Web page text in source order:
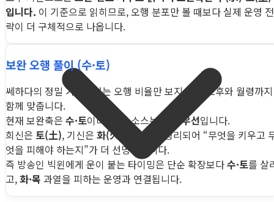
입니다. 이 기준으로 읽히므로, 오행 분포만 볼 때보다 실제 운영 전
략이 더 구체적으로 나옵니다.
보완 오행 풀이 (수·토)
쎄하다의 정밀 기준에서는 오행 비율만 보지 않고 조후와 월령까지
함께 맞춥니다.
현재 보완축은 수·토이며, 판단 소스는 조후 우선입니다.
희신은 토(土), 기신은 화(火)·목(木)
로 정리되어 “무엇을 키우고
엇을 피해야 하는지”가 더 선명해집니다.
즉 방송인 빅윈에게 운이 붙는 타이밍은 단순 확장보다수·토를 살
고,화·목 과열을 피하는 운영과 연결됩니다.